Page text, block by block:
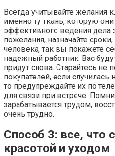
Всегда учитывайте желания
именно ту ткань, которую
эффективного ведения дела
пожелания, назначайте
человека, так вы покажете
надежный работник. Вас
придут снова. Старайтесь не
покупателей, если случилась
то предупреждайте их по
для связи при встрече.
зарабатывается трудом,
очень трудно.
Способ 3: все, что
красотой и уходом